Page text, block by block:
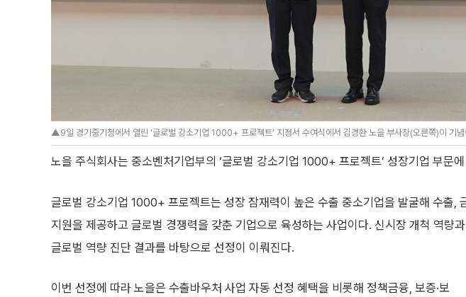
▲9일 경기중기청에서 열린 ‘글로벌 강소기업 1000+ 프로젝트’ 지정서 수여식에서 김경환 노을 부사장(오른쪽)이 기
노을 주식회사는 중소벤처기업부의 ‘글로벌 강소기업 1000+ 프로젝트’ 성장기업 부문
글로벌 강소기업 1000+ 프로젝트는 성장 잠재력이 높은 수출 중소기업을 발굴해 수출,
지원을 제공하고 글로벌 경쟁력을 갖춘 기업으로 육성하는 사업이다. 신시장 개척 역량
글로벌 역량 진단 결과를 바탕으로 선정이 이뤄진다.
이번 선정에 따라 노을은 수출바우처 사업 자동 선정 혜택을 비롯해 정책금융, 보증·보